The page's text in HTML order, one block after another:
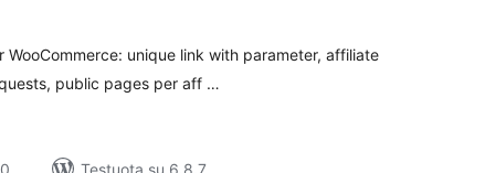
unique link with parameter, affiliate
public pages per aff …
Testuota su 6.8.7